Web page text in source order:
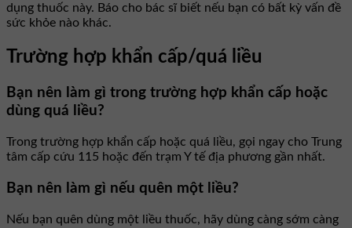
dụng thuốc này. Báo cho bác sĩ biết nếu bạn có bất kỳ vấn đề
sức khỏe nào khác.
Trường hợp khẩn cấp/quá liều
Bạn nên làm gì trong trường hợp khẩn cấp hoặc
dùng quá liều?
Trong trường hợp khẩn cấp hoặc quá liều, gọi ngay cho Trung
tâm cấp cứu 115 hoặc đến trạm Y tế địa phương gần nhất.
Bạn nên làm gì nếu quên một liều?
Nếu bạn quên dùng một liều thuốc, hãy dùng càng sớm càng